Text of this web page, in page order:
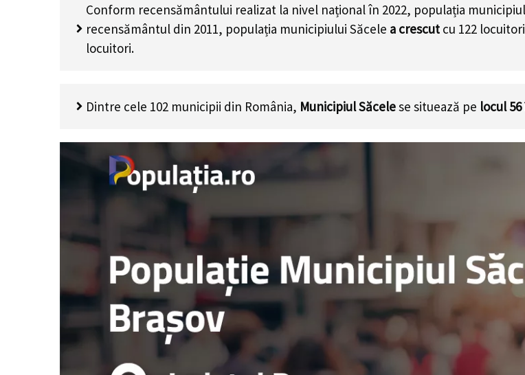
Conform recensământului realizat la nivel național în 2022, populația
recensământul din 2011, populația municipiului Săcele a crescut cu 122
locuitori.
Dintre cele 102 municipii din România, Municipiul Săcelese situează pe locul 56